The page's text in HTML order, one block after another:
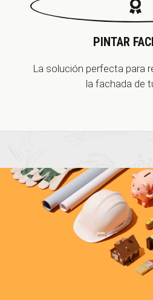
PINTAR FAC
La solución perfecta para
la fachada de